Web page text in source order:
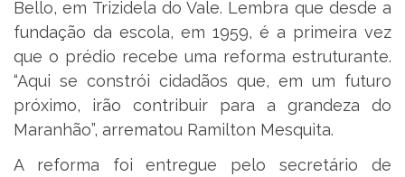
Bello, em Trizidela do Vale. Lembra que desde a
fundação da escola, em 1959, é a primeira vez
que o prédio recebe uma reforma estruturante.
“Aqui se constrói cidadãos que, em um futuro
próximo, irão contribuir para a grandeza do
Maranhão”, arrematou Ramilton Mesquita.
A reforma foi entregue pelo secretário de